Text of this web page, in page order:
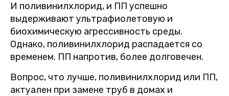
И поливинилхлорид, и ПП успешно
выдерживают ультрафиолетовую и
биохимическую агрессивность среды.
Однако, поливинилхлорид распадается со
временем. ПП напротив, более долговечен.
Вопрос, что лучше, поливинилхлорид или ПП,
актуален при замене труб в домах и